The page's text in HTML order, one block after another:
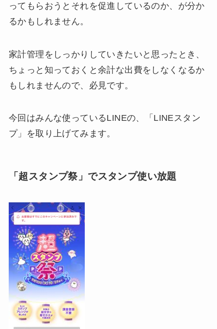
ってもらおうとそれを促進しているのか、が分か
るかもしれません。
家計管理をしっかりしていきたいと思ったとき、
ちょっと知っておくと余計な出費をしなくなるか
もしれませんので、必見です。
今回はみんな使っているLINEの、「LINEスタン
プ」を取り上げてみます。
「超スタンプ祭」でスタンプ使い放題